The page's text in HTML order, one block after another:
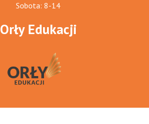
Sobota: 8-14
Orły Edukacji